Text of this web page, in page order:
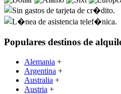
Populares destinos de
Alemania +
Argentina +
Australia +
Austria +